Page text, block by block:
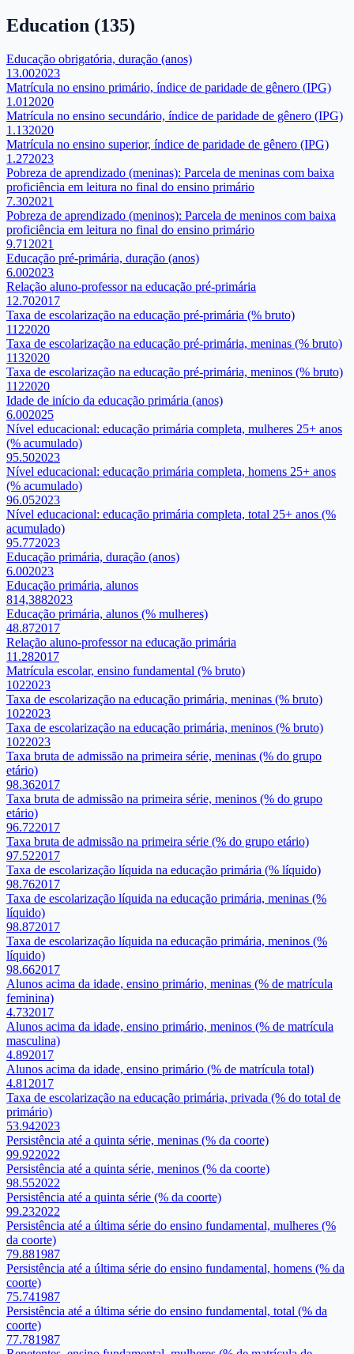
Education (135)
Educação obrigatória, duração (anos)
13.002023
Matrícula no ensino primário, índice de paridade de gênero (IPG)
1.01 2020
Matrícula no ensino secundário, índice de paridade de gênero (IPG)
1.132020
Matrícula no ensino superior, índice de paridade de gênero (IPG)
1.272023
Pobreza de aprendizado (meninas): Parcela de meninas com baixa
proficiência em leitura no final do ensino primário
7.302021
Pobreza de aprendizado (meninos): Parcela de meninos com baixa
proficiência em leitura no final do ensino primário
9.71 2021
Educação pré-primária, duração (anos)
6.002023
Relação aluno-professor na educação pré-primária
12.702017
Taxa de escolarização na educação pré-primária (% bruto)
1122020
Taxa de escolarização na educação pré-primária, meninas (% bruto)
1132020
Taxa de escolarização na educação pré-primária, meninos (% bruto)
1122020
Idade de início da educação primária (anos)
6.002025
Nível educacional: educação primária completa, mulheres 25+ anos
(% acumulado)
95.502023
Nível educacional: educação primária completa, homens 25+ anos
(% acumulado)
96.052023
Nível educacional: educação primária completa, total 25+ anos (%
acumulado)
95.772023
Educação primária, duração (anos)
6.002023
Educação primária, alunos
814,3882023
Educação primária, alunos (% mulheres)
48.872017
Relação aluno-professor na educação primária
11.282017
Matrícula escolar, ensino fundamental (% bruto)
1022023
Taxa de escolarização na educação primária, meninas (% bruto)
1022023
Taxa de escolarização na educação primária, meninos (% bruto)
1022023
Taxa bruta de admissão na primeira série, meninas (% do grupo
etário)
98.362017
Taxa bruta de admissão na primeira série, meninos (% do grupo
etário)
96.722017
Taxa bruta de admissão na primeira série (% do grupo etário)
97.522017
Taxa de escolarização líquida na educação primária (% líquido)
98.762017
Taxa de escolarização líquida na educação primária, meninas (%
líquido)
98.872017
Taxa de escolarização líquida na educação primária, meninos (%
líquido)
98.662017
Alunos acima da idade, ensino primário, meninas (% de matrícula
feminina)
4.732017
Alunos acima da idade, ensino primário, meninos (% de matrícula
masculina)
4.892017
Alunos acima da idade, ensino primário (% de matrícula total)
4.81 2017
Taxa de escolarização na educação primária, privada (% do total de
primário)
53.942023
Persistência até a quinta série, meninas (% da coorte)
99.922022
Persistência até a quinta série, meninos (% da coorte)
98.552022
Persistência até a quinta série (% da coorte)
99.232022
Persistência até a última série do ensino fundamental, mulheres (%
da coorte)
79.881987
Persistência até a última série do ensino fundamental, homens (% da
coorte)
75.741987
Persistência até a última série do ensino fundamental, total (% da
coorte)
77.781987